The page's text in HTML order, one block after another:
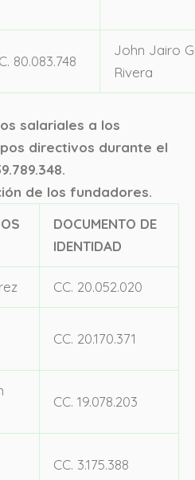
80.083.748
John Jairo
Rivera
salariales a los
directivos durante el
de los fundadores.
DOCUMENTO DE
IDENTIDAD
CC. 20.052.020
CC. 20.170.371
CC. 19.078.203
CC. 3.175.388